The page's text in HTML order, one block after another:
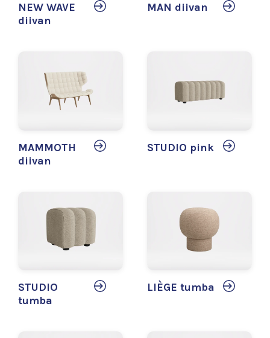
NEW WAVE
diivan
MAN diivan
MAMMOTH
diivan
STUDIO pink
STUDIO
tumba
LIÈGE tumba